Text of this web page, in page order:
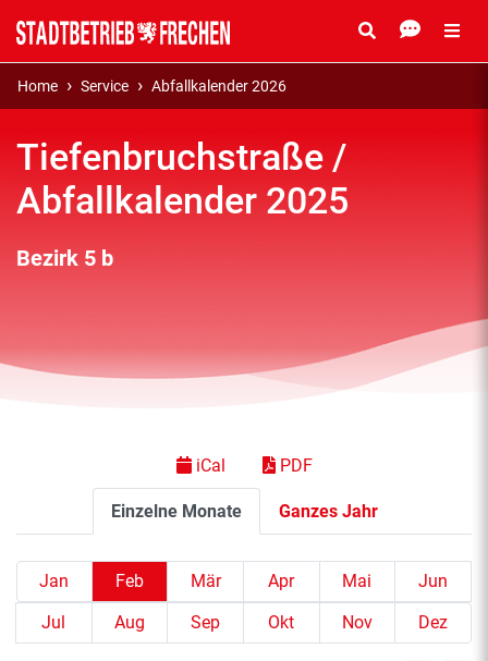
Home Service Abfallkalender 2026
Tiefenbruchstraße /
Abfallkalender 2025
Bezirk 5 b
Einzelne Monate Ganzes Jahr
iCal PDF
Jan Feb Mär Apr Mai
Jun
Jul
Aug Sep Okt Nov Dez